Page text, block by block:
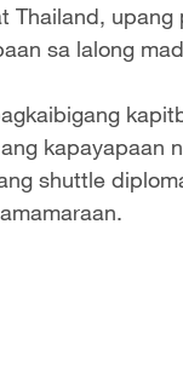
Thailand,
sa lalong
kapayapaan
shuttle